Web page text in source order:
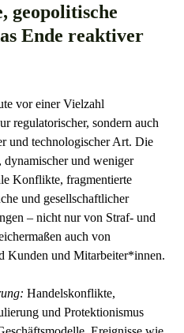
geopolitische
Ende reaktiver
vor einer Vielzahl
regulatorischer, sondern auch
und technologischer Art. Die
und weniger
Konflikte, fragmentierte
und gesellschaftlicher
– nicht nur von Straf- und
auch von
Kunden und Mitarbeiter*innen.
Handelskonflikte,
und Protektionismus